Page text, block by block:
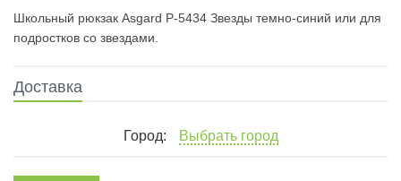
Школьный рюкзак Asgard P-5434 Звезды темно-синий или для
подростков со звездами.
Доставка
Город: Выбрать город